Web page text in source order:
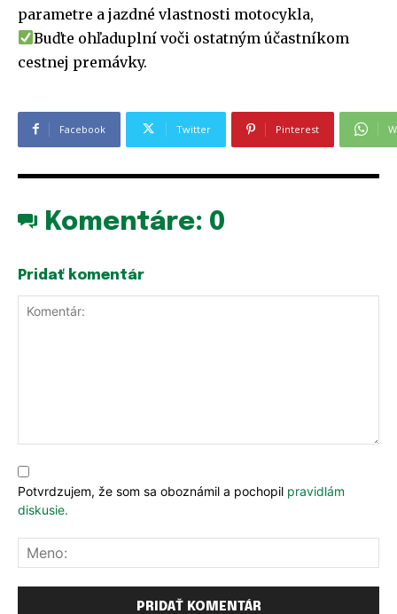
parametre a jazdné vlastnosti motocykla,
Buďte ohľaduplní voči ostatným účastníkom
cestnej premávky.
Facebook Twitter Pinterest
Komentáre: 0
Pridať komentár
Potvrdzujem, že som sa oboznámil a pochopil pravidlám
diskusie.